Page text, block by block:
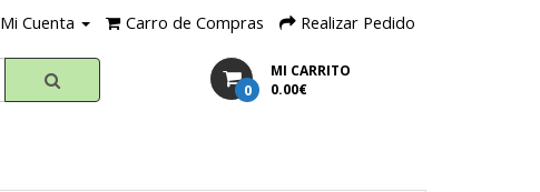
Mi Cuenta Carro de Compras Realizar Pedido
MI CARRITO
0 0.00€